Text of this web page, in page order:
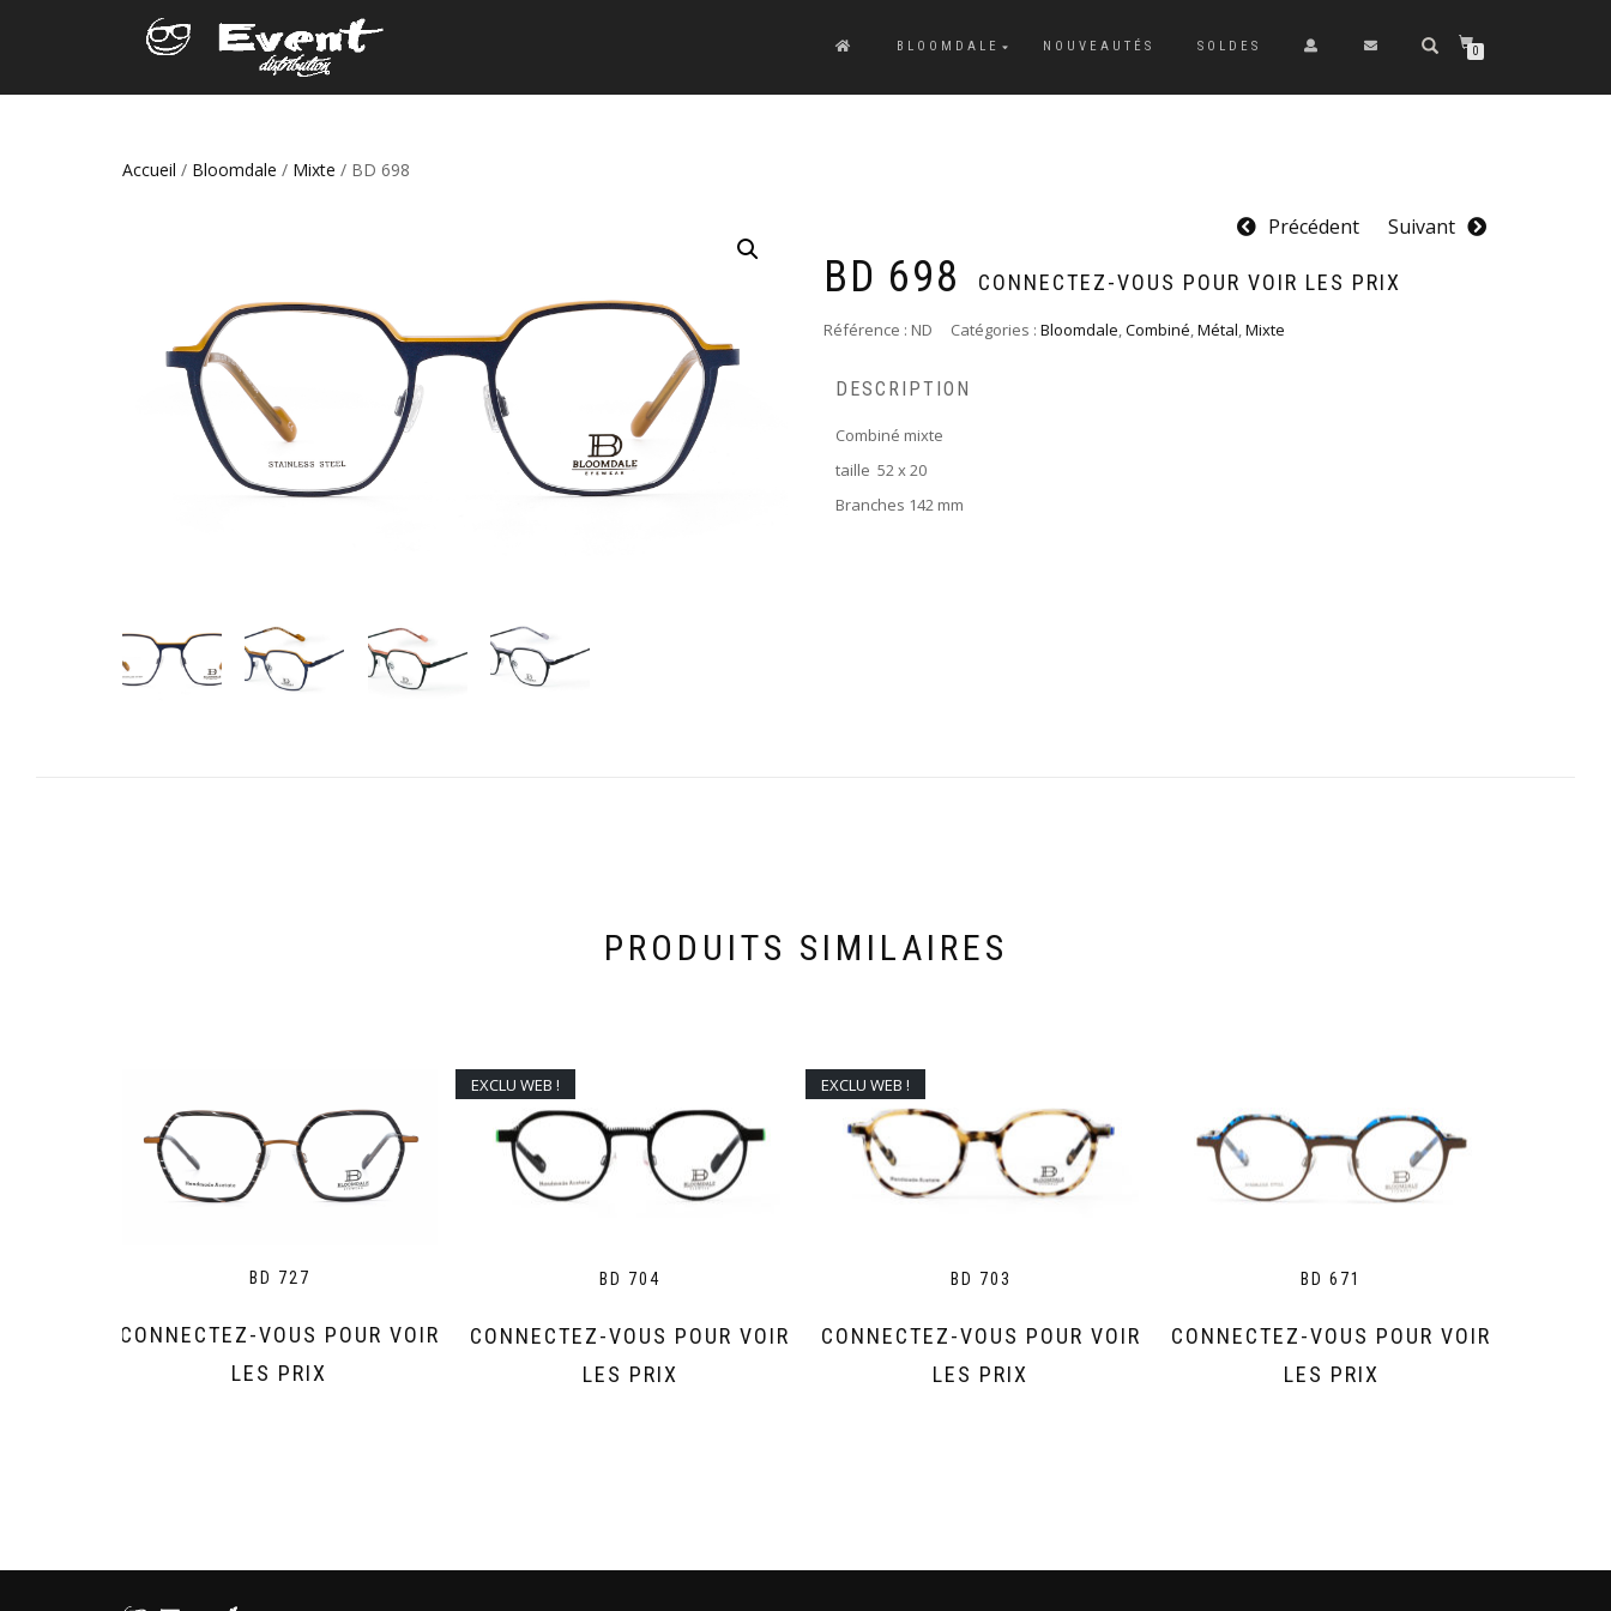
BLOOMDALE NOUVEAUTÉS SOLDES 0
Accueil / Bloomdale / Mixte / BD 698
Précédent Suivant
BD 698 CONNECTEZ-VOUS POUR VOIR LES PRIX
Référence : ND Catégories : Bloomdale,Combiné,Métal,Mixte
DESCRIPTION
Combiné mixte
taille 52 x 20
Branches 142 mm
PRODUITS SIMILAIRES
BD 727
CONNECTEZ-VOUS POUR VOIR
LES PRIX
EXCLU WEB !
BD 704
CONNECTEZ-VOUS POUR VOIR
LES PRIX
EXCLU WEB !
BD 703
CONNECTEZ-VOUS POUR VOIR
LES PRIX
BD 671
CONNECTEZ-VOUS POUR VOIR
LES PRIX